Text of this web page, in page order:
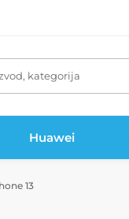
kategorija
Huawei
13